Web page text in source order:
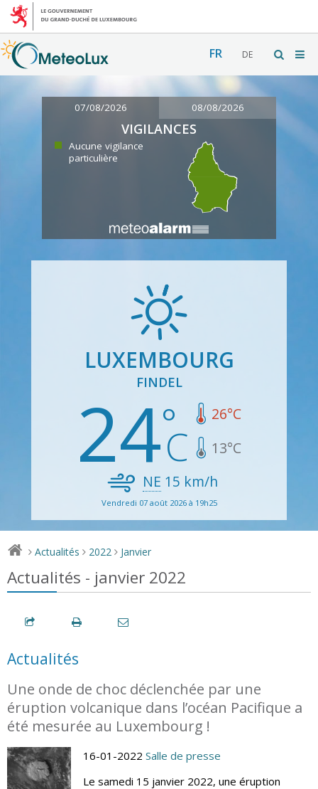
FR DE
07/08/2026 08/08/2026
VIGILANCES
Aucune vigilance
particulière
LUXEMBOURG
FINDEL
24 26°C
13°C
NE 15 km/h
Vendredi 07 août 2026 à 19h25
> Actualités > 2022 > Janvier
Actualités - janvier 2022
Actualités
Une onde de choc déclenchée par une
éruption volcanique dans l’océan Pacifique a
été mesurée au Luxembourg !
16-01-2022 Salle de presse
Le samedi 15 janvier 2022, une éruption